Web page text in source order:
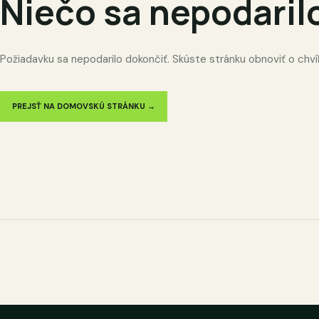
Niečo sa
Požiadavku sa nepodarilo dokončiť. Skúste stránku obnoviť o
PREJSŤ NA DOMOVSKÚ STRÁNKU →